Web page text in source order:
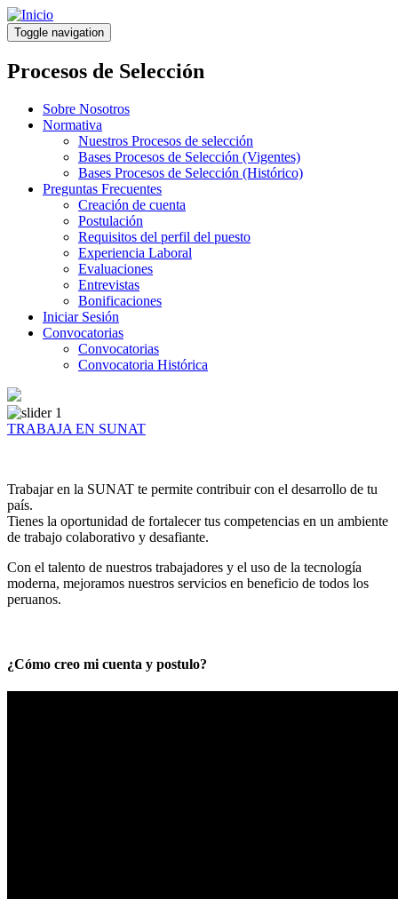
Pasar
al
contenido
principal
Toggle navigation
Procesos de Selección
Sobre Nosotros
Normativa
Nuestros Procesos de selección
Bases Procesos de Selección (Vigentes)
Bases Procesos de Selección (Histórico)
Preguntas Frecuentes
Creación de cuenta
Postulación
Requisitos del perfil del puesto
Experiencia Laboral
Evaluaciones
Entrevistas
Bonificaciones
Iniciar Sesión
Convocatorias
Convocatorias
Convocatoria Histórica
TRABAJA EN SUNAT
Trabajar en la SUNAT te permite contribuir con el desarrollo de tu
país.
Tienes la oportunidad de fortalecer tus competencias en un ambiente
de trabajo colaborativo y desafiante.
Con el talento de nuestros trabajadores y el uso de la tecnología
moderna, mejoramos nuestros servicios en beneficio de todos los
peruanos.
¿Cómo creo mi cuenta y postulo?